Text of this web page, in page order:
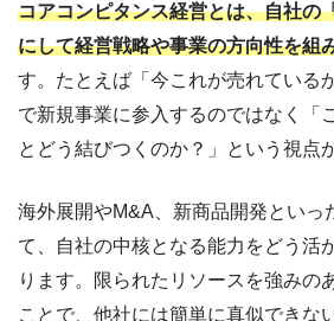
コアコンピタンス経営とは、自社の
にして経営戦略や事業の方向性を組
す。 たとえば「今これが売れている
で新規事業に参入するのではなく「
とどう結びつくのか？」という視点
海外展開やM&A、新商品開発といっ
て、自社の中核となる能力をどう活
ります。限られたリソースを強みの
ことで、他社には簡単に真似できな